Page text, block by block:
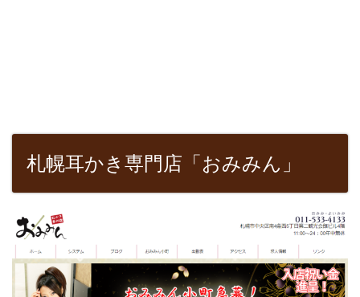
札幌耳かき専門店「おみみん」